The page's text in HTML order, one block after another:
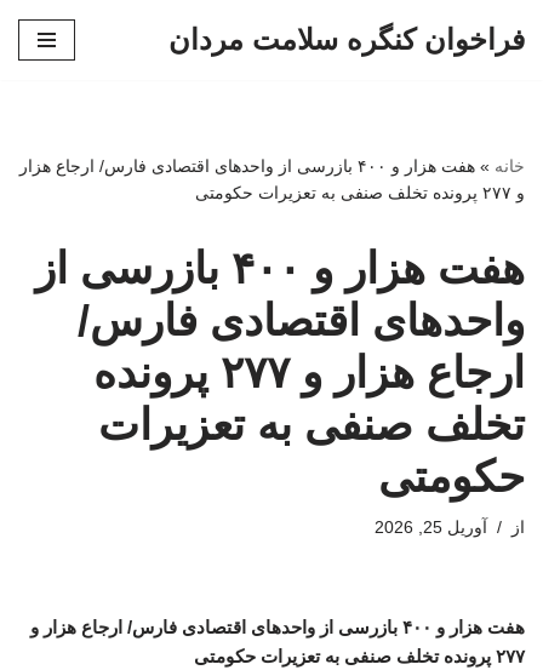
فراخوان کنگره سلامت مردان
خانه »
هفت هزار و ۴۰۰ بازرسی از واحدهای اقتصادی فارس/ ارجاع هزار
و ۲۷۷ پرونده تخلف صنفی به تعزیرات حکومتی
هفت هزار و ۴۰۰ بازرسی از
واحدهای اقتصادی فارس/
ارجاع هزار و ۲۷۷ پرونده
تخلف صنفی به تعزیرات
حکومتی
از آوریل 25, 2026
هفت هزار و ۴۰۰ بازرسی از واحدهای اقتصادی فارس/ ارجاع هزار و
۲۷۷ پرونده تخلف صنفی به تعزیرات حکومتی